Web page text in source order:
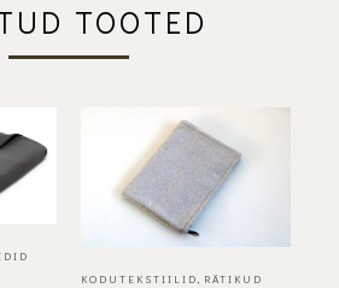
TOOTED
KODUTEKSTIILID RÄTIKUD